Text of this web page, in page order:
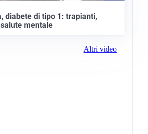
diabete di tipo 1: trapianti,
mentale
Altri video